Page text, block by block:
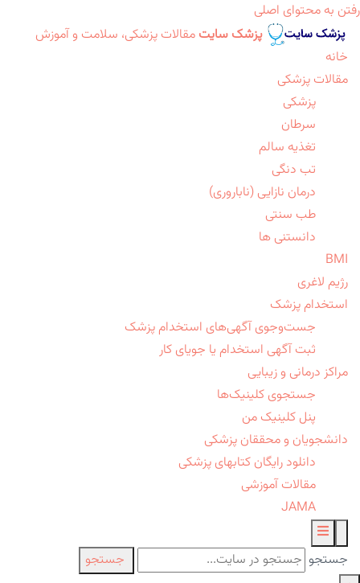
رفتن به محتوای اصلی
پزشک سایت مقالات پزشکی، سلامت و آموزش
خانه
مقالات پزشکی
پزشکی
سرطان
تغذیه سالم
تب دنگی
درمان نازایی (ناباروری)
طب سنتی
دانستنی ها
BMI
رژیم لاغری
استخدام پزشک
جست‌وجوی آگهی‌های استخدام پزشک
ثبت آگهی استخدام یا جویای کار
مراکز درمانی و زیبایی
جستجوی کلینیک‌ها
پنل کلینیک من
دانشجویان و محققان پزشکی
دانلود رایگان کتابهای پزشکی
مقالات آموزشی
JAMA
جستجو جستجو